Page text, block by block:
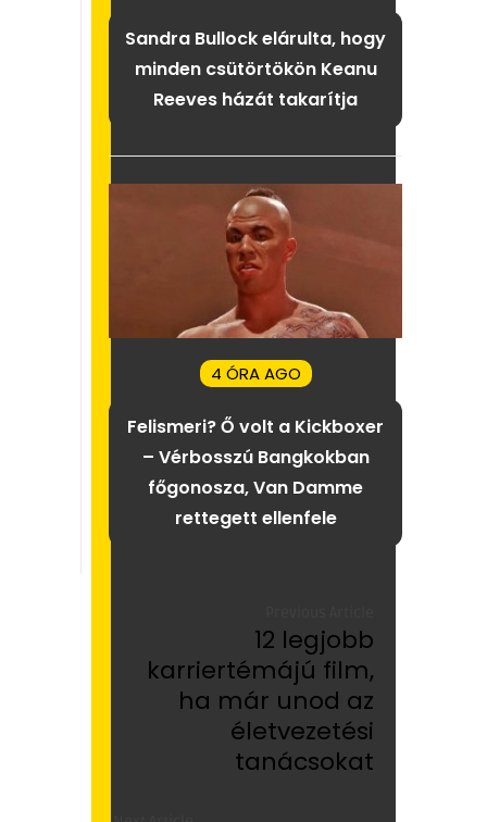
Sandra Bullock elárulta, hogy
minden csütörtökön Keanu
Reeves házát takarítja
4 ÓRA AGO
Felismeri? Ő volt a Kickboxer
– Vérbosszú Bangkokban
főgonosza, Van Damme
rettegett ellenfele
12 legjobb
karriertémájú film,
ha már unod az
életvezetési
tanácsokat